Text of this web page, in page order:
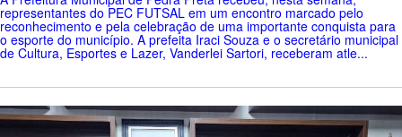
representantes do PEC FUTSAL em um encontro marcado pelo
reconhecimento e pela celebração de uma importante conquista para
o esporte do município. A prefeita Iraci Souza e o secretário municipal
de Cultura, Esportes e Lazer, Vanderlei Sartori, receberam atle...